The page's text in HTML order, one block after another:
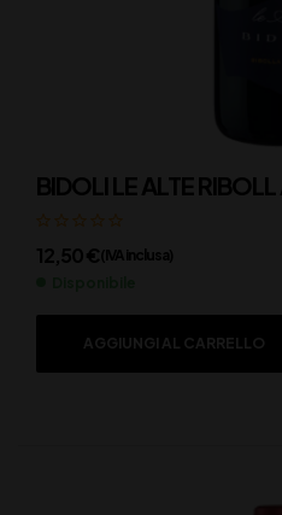
BIDOLI LE ALTE
12,50€(IVA inclusa)
AGGIUNGI AL CARRELLO